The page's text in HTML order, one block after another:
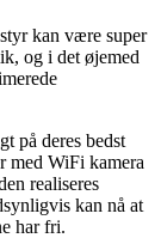
kan være super
og i det øjemed
på deres bedst
med WiFi kamera
realiseres
kan nå at
har fri.